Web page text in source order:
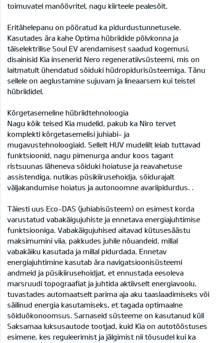
toimuvatel manöövritel, nagu kiirteele pealesõit.
Eritähelepanu on pööratud ka pidurdustunnetusele.
Kasutades ära kahe Optima hübriidide põlvkonna ja
täiselektrilise Soul EV arendamisest saadud kogemusi,
disainisid Kia insenerid Nero regeneratiivsüsteemi, mis on
laitmatult ühendatud sõiduki hüdropidurisüsteemiga. Tänu
sellele on aeglustamine sujuvam ja lineaarsem kui teistel
hübriididel.
Kõrgetasemeline hübriidtehnoloogia
Nagu kõik teised Kia mudelid, pakub ka Niro tervet
komplekti kõrgetasemelisi juhiabi- ja
mugavustehnoloogiaid. Sellelt HUV mudelilt leiab tuttavad
funktsioonid, nagu pimenurga andur koos tagant
ristsuunas läheneva sõiduki hoiatuse ja reavahetuse
assistendiga, nutikas püsikiirusehoidja, sõidurajalt
väljakandumise hoiatus ja autonoomne avariipidurdus. .
Täiesti uus Eco-DAS (juhiabisüsteem) on esimest korda
varustatud vabakäigujuhiste ja ennetava energiajuhtimise
funktsiooniga. Vabakäigujuhised aitavad kütusesäästu
maksimumini viia, pakkudes juhile nõuandeid, millal
vabakäiku kasutada ja millal pidurdada. Ennetav
energiajuhtimine kasutab ära navigatsioonisüsteemi
andmeid ja püsikiirusehoidjat, et ennustada eesoleva
marsruudi topograafiat ja juhtida aktiivselt energiavoolu,
tuvastades automaatselt parima aja aku taaslaadimiseks või
säilinud energia kasutamiseks, et tagada optimaalne
sõiduökonoomsus. Sarnaseid süsteeme on kasutanud küll
Saksamaa luksusautode tootjad, kuid Kia on autotööstuses
esimene, kes reguleerimist ja jälgimist nii tõusudel kui ka